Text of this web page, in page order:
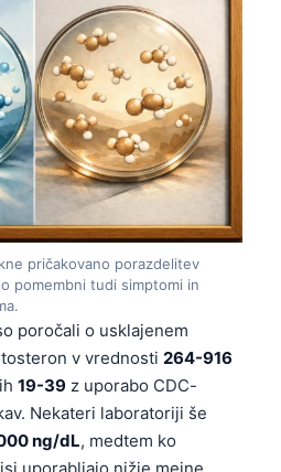
pričakovano porazdelitev
pomembni tudi simptomi in
poročali o usklajenem
v vrednosti 264-916
19-39 z uporabo CDC-
Nekateri laboratoriji še
ng/dL, medtem ko
uporabljajo nižje mejne